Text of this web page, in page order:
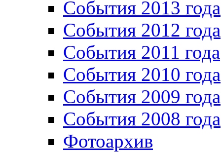
События 2013 года
События 2012 года
События 2011 года
События 2010 года
События 2009 года
События 2008 года
Фотоархив